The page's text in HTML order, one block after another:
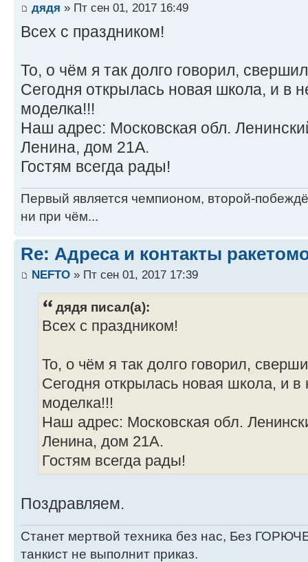
дядя » Пт сен 01, 2017 16:49
Всех с праздником!
То, о чём я так долго говорил,
Сегодня открылась новая школа, и в
моделка!!!
Наш адрес: Московская обл.
Ленина, дом 21А.
Гостям всегда рады!
Первый является чемпионом, второй-
ни при чём...
Re: Адреса и контакты
NEFTO » Пт сен 01, 2017 17:39
дядя писал(а):
Всех с праздником!
То, о чём я так долго говорил,
Сегодня открылась новая школа, и
моделка!!!
Наш адрес: Московская обл.
Ленина, дом 21А.
Гостям всегда рады!
Поздравляем.
Станет мертвой техника без нас, Без
танкист не выполнит приказ.